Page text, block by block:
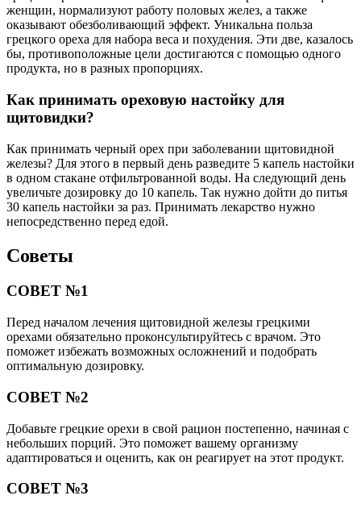
женщин, нормализуют работу половых желез, а также
оказывают обезболивающий эффект. Уникальна польза
грецкого ореха для набора веса и похудения. Эти две, казалось
бы, противоположные цели достигаются с помощью одного
продукта, но в разных пропорциях.
Как принимать ореховую настойку для
щитовидки?
Как принимать черный орех при заболевании щитовидной
железы? Для этого в первый день разведите 5 капель настойки
в одном стакане отфильтрованной воды. На следующий день
увеличьте дозировку до 10 капель. Так нужно дойти до питья
30 капель настойки за раз. Принимать лекарство нужно
непосредственно перед едой.
Советы
СОВЕТ №1
Перед началом лечения щитовидной железы грецкими
орехами обязательно проконсультируйтесь с врачом. Это
поможет избежать возможных осложнений и подобрать
оптимальную дозировку.
СОВЕТ №2
Добавьте грецкие орехи в свой рацион постепенно, начиная с
небольших порций. Это поможет вашему организму
адаптироваться и оценить, как он реагирует на этот продукт.
СОВЕТ №3